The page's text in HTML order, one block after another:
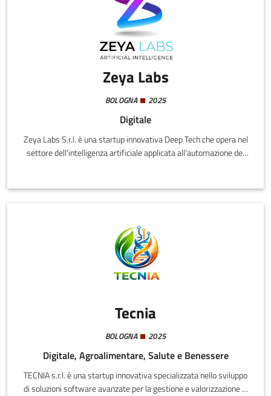
Zeya Labs
BOLOGNA 2025
Digitale
Zeya Labs S.r.l. è una startup innovativa Deep Tech che opera nel
settore dell'intelligenza artificiale applicata all'automazione dei
l'automazione sicura e affidabile di processi complessi.
Tecnia
BOLOGNA 2025
Digitale, Agroalimentare, Salute e Benessere
TECNIA s.r.l. è una startup innovativa specializzata nello sviluppo
di soluzioni software avanzate per la gestione e valorizzazione di